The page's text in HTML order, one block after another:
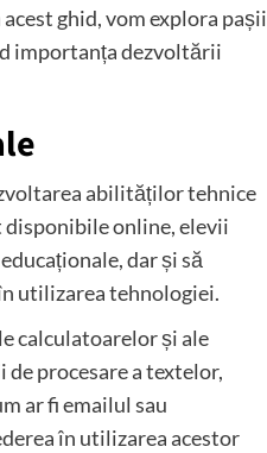
ghid, vom explora pașii
importanța dezvoltării
abilităților tehnice
online, elevii
dar și să
utilizarea tehnologiei.
calculatoarelor și ale
procesare a textelor,
ar fi emailul sau
în utilizarea acestor